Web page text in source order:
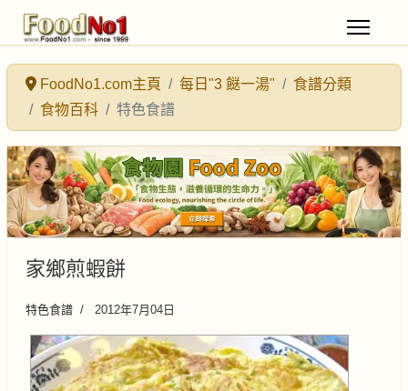
FoodNo1.com主頁 每日"3 餸一湯"
食譜分類
食物百科
特色食譜
家鄉煎蝦餅
特色食譜 2012年7月04日